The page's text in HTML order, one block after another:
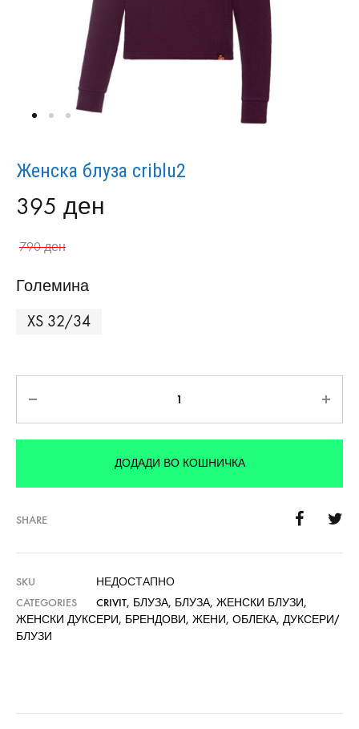
Женска блуза criblu2
395 ден
790ден
Големина
XS 32/34
ДОДАДИ ВО КОШНИЧКА
SHARE
SKU
НЕДОСТАПНО
CATEGORIES
CRIVIT, БЛУЗА, БЛУЗА, ЖЕНСКИ БЛУЗИ,
ЖЕНСКИ ДУКСЕРИ, БРЕНДОВИ, ЖЕНИ, ОБЛЕКА, ДУКСЕРИ/
БЛУЗИ